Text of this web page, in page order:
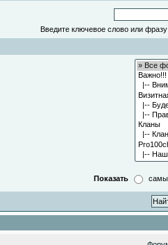
Введите ключевое слово или
Показать